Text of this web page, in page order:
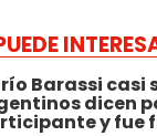
Barassi casi
dicen
y fue